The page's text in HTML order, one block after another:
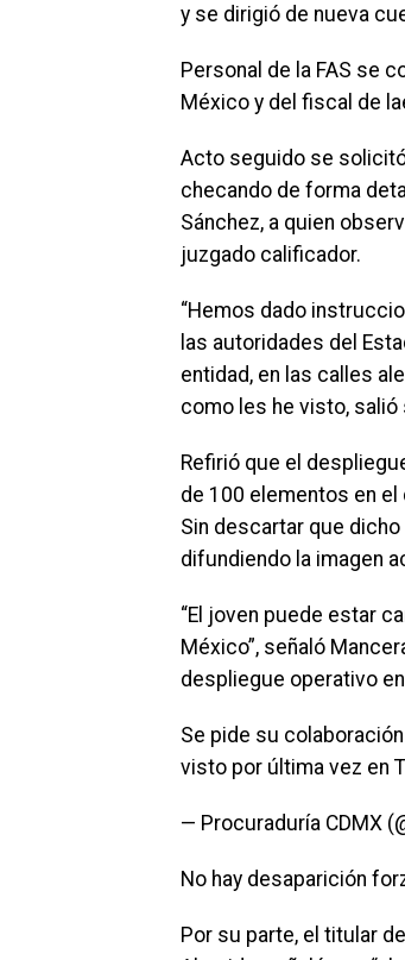
y se dirigió de nueva
Personal de la FAS se
México y del fiscal de
Acto seguido se
checando de forma
Sánchez, a quien
juzgado calificador.
“Hemos dado
las autoridades del
entidad, en las calles
como les he visto, salió
Refirió que el
de 100 elementos en
Sin descartar que
difundiendo la imagen
“El joven puede estar
México”, señaló
despliegue operativo
Se pide su
visto por última vez en
— Procuraduría CDMX
No hay desaparición
Por su parte, el titular